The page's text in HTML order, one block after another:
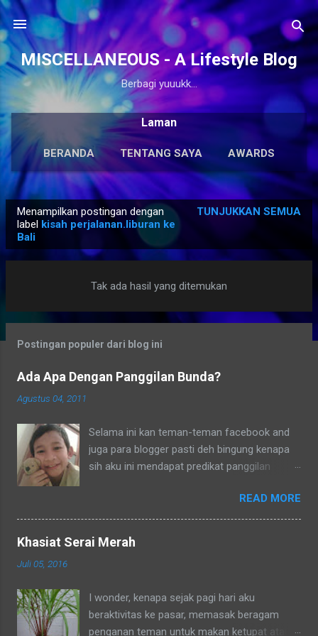
Langsung ke konten utama
MISCELLANEOUS - A Lifestyle Blog
Berbagi yuuukk...
Laman
BERANDA TENTANG SAYA AWARDS
ANTOLOGI LAINNYA… KARYA SOLO
s
n
Menampilkan postingan dengan
label kisah perjalanan.liburan ke
Bali
TUNJUKKAN SEMUA
Tak ada hasil yang ditemukan
Postingan populer dari blog ini
Ada Apa Dengan Panggilan Bunda?
Agustus 04, 2011
Selama ini kan teman-teman facebook and
juga para blogger pasti deh bingung kenapa
sih aku ini mendapat predikat panggilan
Indonesia yang baku bunda kan artinya ibu.
Lho? Koq? Aku dipanggil ibu oleh semua
yang kenal aku, termasuk tetangga-tetangga
satu penghuni di lingkungan RT ditempat
tinggal anakku yaitu Green Bintaro Residence.
READ MORE
Khasiat Serai Merah
Juli 05, 2016
I wonder, kenapa sejak pagi hari aku
beraktivitas ke pasar, memasak beragam
penganan teman untuk makan ketupat atau